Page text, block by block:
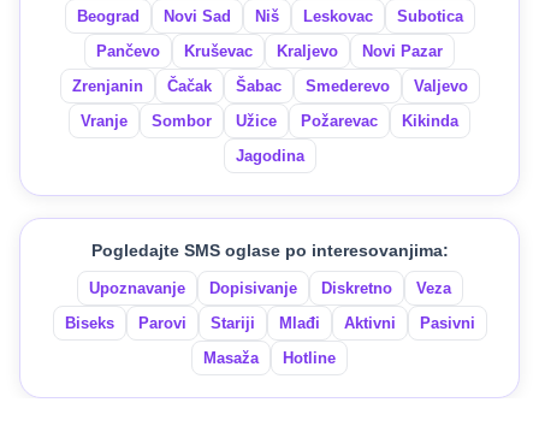
Beograd Novi Sad Niš Leskovac
Subotica
Pančevo
Kruševac Kraljevo
Novi Pazar
Zrenjanin
Čačak Šabac Smederevo
Valjevo
Vranje
Sombor Užice Požarevac
Kikinda
Jagodina
Pogledajte SMS oglase po interesovanjima:
Upoznavanje Dopisivanje Diskretno
Veza
Biseks
Parovi Stariji Mlađi Aktivni
Pasivni
Masaža
Hotline